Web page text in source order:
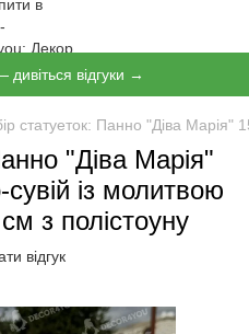
відгуки →
статуеток: Панно "Діва Марія"
"Діва Марія"
із молитвою
з полістоуну
відгук